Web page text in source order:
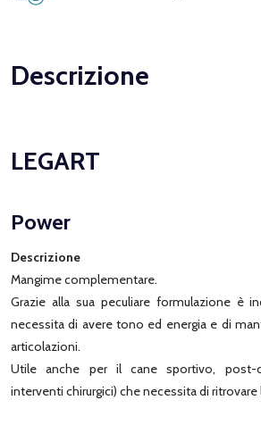
Descrizione
LEGART
Power
Descrizione
Mangime complementare.
Grazie alla sua peculiare formulazione è
necessita di avere tono ed energia e di
articolazioni.
Utile anche per il cane sportivo, post-
interventi chirurgici) che necessita di ritrovare